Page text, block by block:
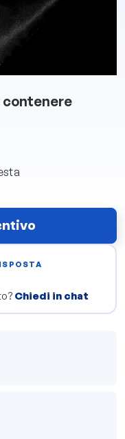
contenere
Chiedi in chat